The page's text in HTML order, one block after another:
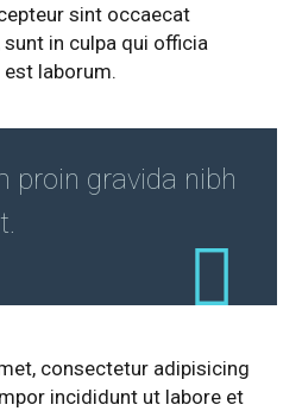
sint occaecat
in culpa qui officia
laborum.
proin gravida nibh
consectetur adipisicing
incididunt ut labore et